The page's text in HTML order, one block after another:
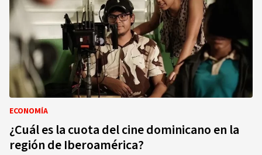
ECONOMÍA
¿Cuál es la cuota del cine dominicano en la
región de Iberoamérica?